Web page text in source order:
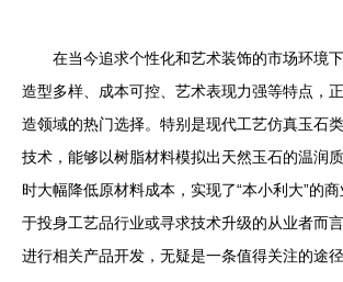
在当今追求个性化和艺术装饰的市场环境
造型多样、成本可控、艺术表现力强等特点，
造领域的热门选择。特别是现代工艺仿真玉石
技术，能够以树脂材料模拟出天然玉石的温润
时大幅降低原材料成本，实现了“本小利大”的
于投身工艺品行业或寻求技术升级的从业者而
进行相关产品开发，无疑是一条值得关注的途径